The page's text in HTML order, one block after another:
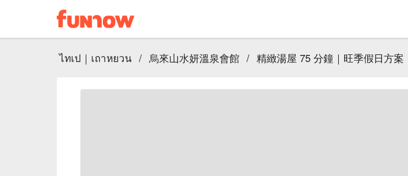
ไทเป｜เถาหยวน / 烏來山水妍溫泉會館 / 精緻湯屋 75 分鐘｜旺季假日方案